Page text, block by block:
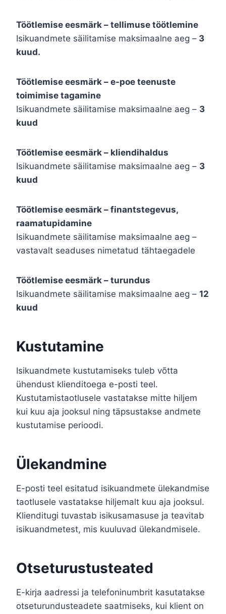
Töötlemise eesmärk – tellimuse töötlemine
Isikuandmete säilitamise maksimaalne aeg – 3
kuud.
Töötlemise eesmärk – e-poe teenuste
toimimise tagamine
Isikuandmete säilitamise maksimaalne aeg – 3
kuud
Töötlemise eesmärk – kliendihaldus
Isikuandmete säilitamise maksimaalne aeg – 3
kuud
Töötlemise eesmärk – finantstegevus,
raamatupidamine
Isikuandmete säilitamise maksimaalne aeg –
vastavalt seaduses nimetatud tähtaegadele
Töötlemise eesmärk – turundus
Isikuandmete säilitamise maksimaalne aeg – 12
kuud
Kustutamine
Isikuandmete kustutamiseks tuleb võtta
ühendust klienditoega e-posti teel.
Kustutamistaotlusele vastatakse mitte hiljem
kui kuu aja jooksul ning täpsustakse andmete
kustutamise perioodi.
Ülekandmine
E-posti teel esitatud isikuandmete ülekandmise
taotlusele vastatakse hiljemalt kuu aja jooksul.
Klienditugi tuvastab isikusamasuse ja teavitab
isikuandmetest, mis kuuluvad ülekandmisele.
Otseturustusteated
E-kirja aadressi ja telefoninumbrit kasutatakse
otseturundusteadete saatmiseks, kui klient on